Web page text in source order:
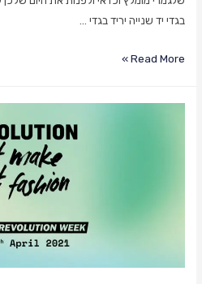
בגדי יד שנייה יריד בגדי …
תכניסו
Read More »